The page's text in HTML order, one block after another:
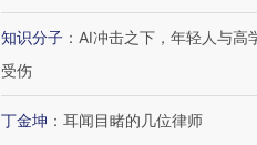
知识分子 ： AI冲击之下，年轻人与高
受伤
丁金坤 ： 耳闻目睹的几位律师